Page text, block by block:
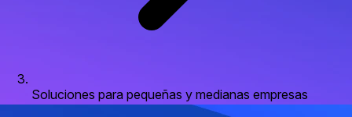
Soluciones para pequeñas y medianas empresas